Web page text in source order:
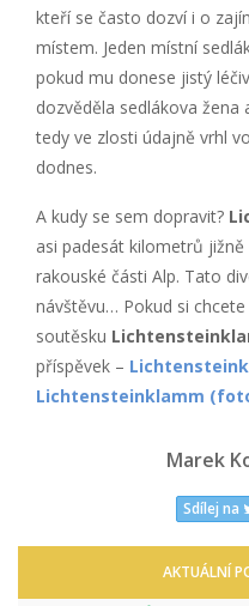
kteří se často dozví i o
místem. Jeden místní
pokud mu donese jistý
dozvěděla sedlákova žena
tedy ve zlosti údajně vrhl
dodnes.
A kudy se sem dopravit?
asi padesát kilometrů jižně
rakouské části Alp. Tato
návštěvu… Pokud si
soutěsku
příspěvek –
Lichtensteinklamm
Marek
Sdílej na
AKTUÁLNÍ